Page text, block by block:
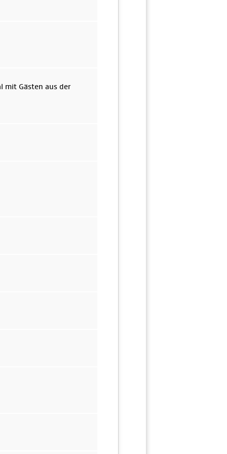
mit Gästen aus der